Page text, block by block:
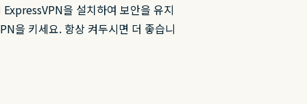
을 설치하여 보안을 유지
을 키세요. 항상 켜두시면 더 좋습니